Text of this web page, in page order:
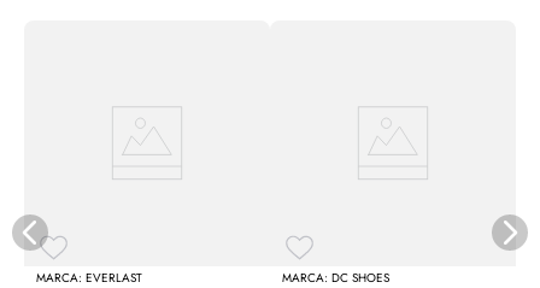
EVERLAST DC SHOES